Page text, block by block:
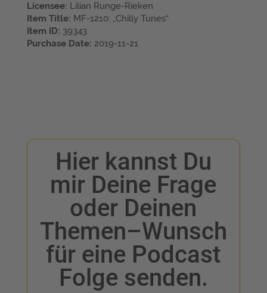
Licensee: Lilian Runge-Rieken
Item Title: MF-1210: „Chilly Tunes“
Item ID: 39343
Purchase Date: 2019-11-21
Hier kannst Du
mir Deine Frage
oder Deinen
Themen–Wunsch
für eine Podcast
Folge senden.